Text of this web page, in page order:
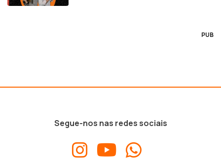
PUB
Segue-nos nas redes sociais